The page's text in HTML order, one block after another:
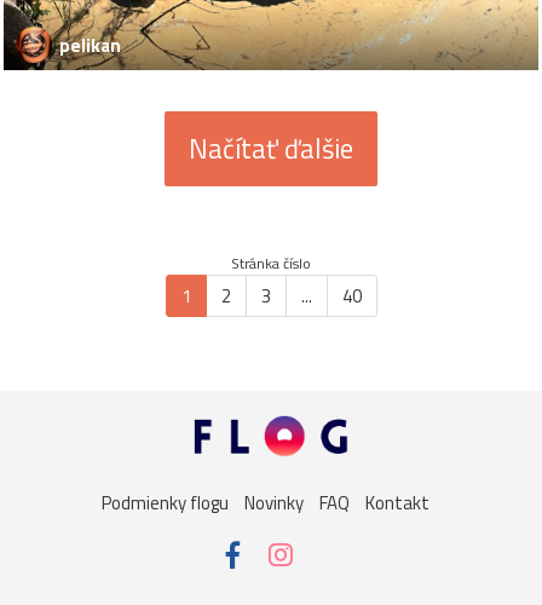
pelikan
Načítať ďalšie
Stránka číslo
1 2 3 ... 40
Podmienky flogu Novinky FAQ Kontakt